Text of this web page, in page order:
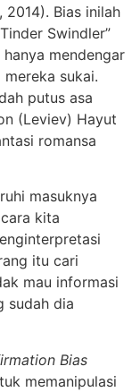
Bias inilah
Swindler”
mendengar
sukai.
putus asa
(Leviev) Hayut
romansa
masuknya
kita
itu cari
mau informasi
sudah dia
Bias
memanipulasi